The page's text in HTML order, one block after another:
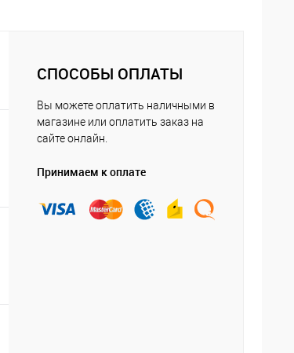
СПОСОБЫ ОПЛАТЫ
Вы можете оплатить наличными в
магазине или оплатить заказ на
сайте онлайн.
Принимаем к оплате